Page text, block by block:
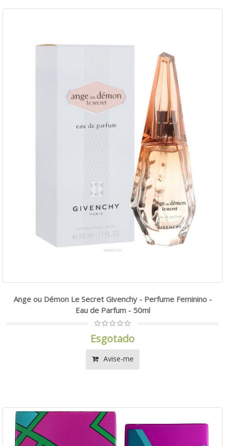
Ange ou Démon Le Secret Givenchy - Perfume Feminino -
Eau de Parfum - 50ml
Esgotado
Avise-me